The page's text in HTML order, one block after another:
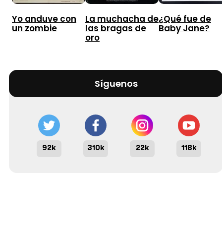
Yo anduve con
un zombie
La muchacha de
las bragas de
oro
¿Qué fue de
Baby Jane?
Síguenos
92k 310k 22k 118k